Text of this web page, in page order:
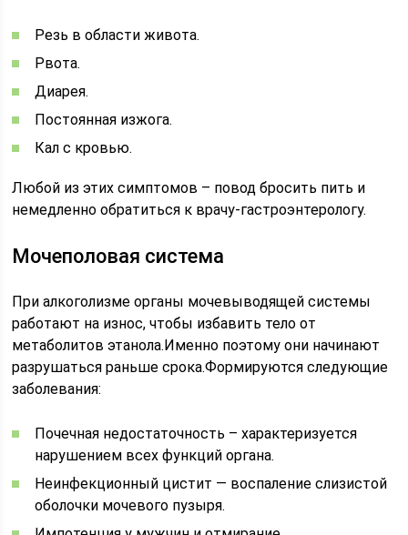
Резь в области живота.
Рвота.
Диарея.
Постоянная изжога.
Кал с кровью.
Любой из этих симптомов – повод бросить пить и
немедленно обратиться к врачу-гастроэнтерологу.
Мочеполовая система
При алкоголизме органы мочевыводящей системы
работают на износ, чтобы избавить тело от
метаболитов этанола.Именно поэтому они начинают
разрушаться раньше срока.Формируются следующие
заболевания:
Почечная недостаточность – характеризуется
нарушением всех функций органа.
Неинфекционный цистит — воспаление слизистой
оболочки мочевого пузыря.